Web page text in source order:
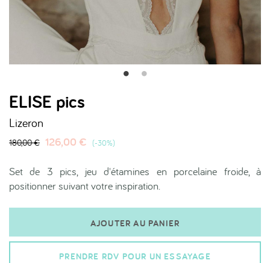
ELISE pics
Lizeron
180,00 € 126,00 € -30%
Set de 3 pics, jeu d'étamines en porcelaine froide, à
positionner suivant votre inspiration.
AJOUTER AU PANIER
PRENDRE RDV POUR UN ESSAYAGE